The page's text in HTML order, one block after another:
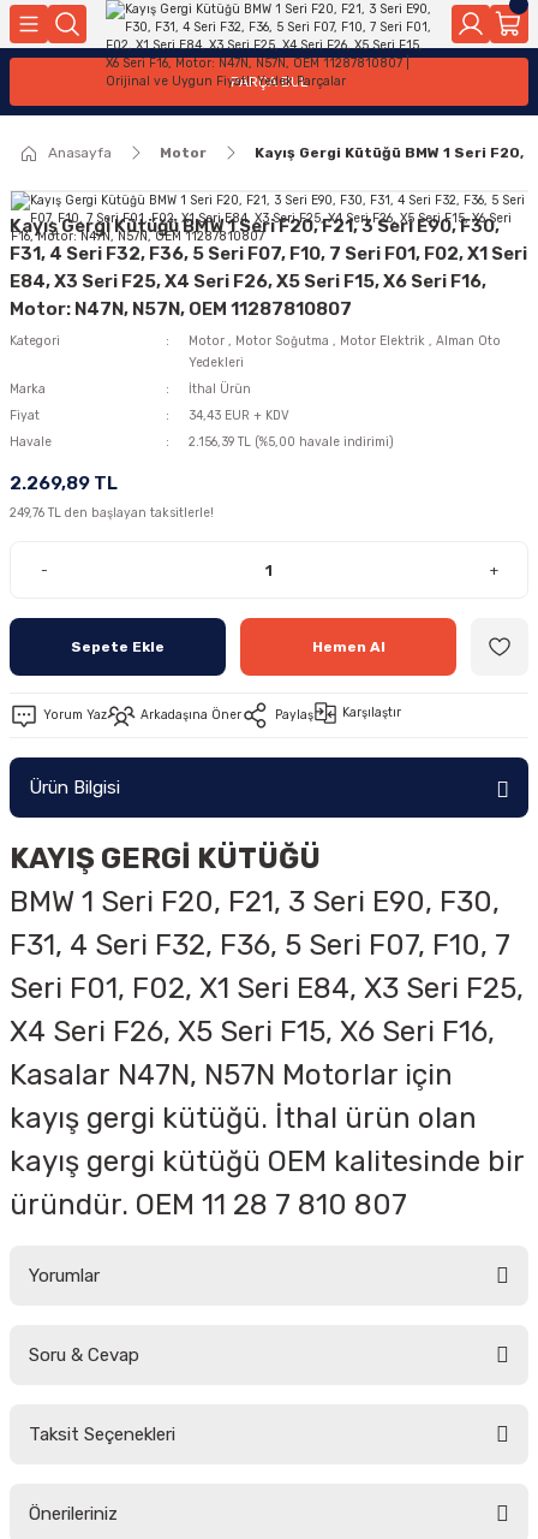
Geri Dön
Parçaları
Geri Dön
Geri Dön
Motor Elektrik
Ateşleme Buji Bobin Buji Kablosu
Alternatör Marş Motoru
Geri Dön
Geri Dön
Geri Dön
Kollar
Geri Dön
Sistemleri
Geri Dön
Ön Arka
Geri Dön
PARÇA BUL
Anasayfa Motor Kayış Gergi Kütüğü BMW 1 Seri F20,
Kayış Gergi Kütüğü BMW 1 Seri F20, F21, 3 Seri E90, F30,
F31, 4 Seri F32, F36, 5 Seri F07, F10, 7 Seri F01, F02, X1 Seri
E84, X3 Seri F25, X4 Seri F26, X5 Seri F15, X6 Seri F16,
Motor: N47N, N57N, OEM 11287810807
Kategori Motor , Motor Soğutma , Motor Elektrik , Alman Oto
Yedekleri
Marka
İthal Ürün
Fiyat
34,43 EUR + KDV
Havale
2.156,39 TL (%5,00 havale indirimi)
2.269,89 TL
249,76 TL den başlayan taksitlerle!
- +
Sepete Ekle Hemen Al
Yorum Yaz Arkadaşına Öner Paylaş Karşılaştır
Ürün Bilgisi
KAYIŞ GERGİ KÜTÜĞÜ
BMW 1 Seri F20, F21, 3 Seri E90, F30,
F31, 4 Seri F32, F36, 5 Seri F07, F10, 7
Seri F01, F02, X1 Seri E84, X3 Seri F25,
X4 Seri F26, X5 Seri F15, X6 Seri F16,
Kasalar N47N, N57N Motorlar için
kayış gergi kütüğü. İthal ürün olan
kayış gergi kütüğü OEM kalitesinde bir
üründür. OEM 11 28 7 810 807
Yorumlar
Soru & Cevap
Taksit Seçenekleri
Önerileriniz